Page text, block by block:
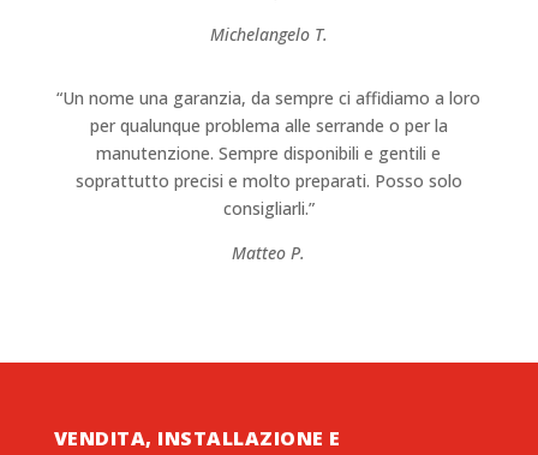
Michelangelo T.
“Un nome una garanzia, da sempre ci affidiamo a loro
per qualunque problema alle serrande o per la
manutenzione. Sempre disponibili e gentili e
soprattutto precisi e molto preparati. Posso solo
consigliarli.”
Matteo P.
VENDITA, INSTALLAZIONE E